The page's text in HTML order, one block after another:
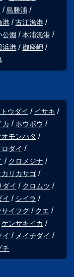
島勝浦
港
古江漁港
公園
本浦漁港
浜港
御座岬
ウダイ
イサキ
カ
ホウボウ
オモンハタ
ロダイ
クロメジナ
カリカサゴ
ダイ
クロムツ
イ
シイラ
サイフグ
クエ
ケンサキイカ
イ
メイチダイ
チ